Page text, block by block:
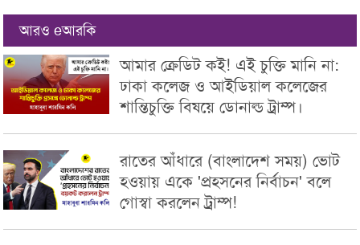
আরও eআরকি
আমার ক্রেডিট ক‌ই! এই চুক্তি মানি না:
ঢাকা কলেজ ও আইডিয়াল কলেজের
শান্তিচুক্তি বিষয়ে ডোনাল্ড ট্রাম্প।
রাতের আঁধারে (বাংলাদেশ সময়) ভোট
হ‌ওয়ায় একে 'প্রহসনের নির্বাচন' বলে
গোস্বা করলেন ট্রাম্প!